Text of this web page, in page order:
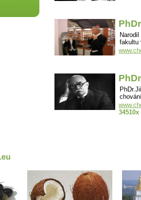
fakultu
34510x